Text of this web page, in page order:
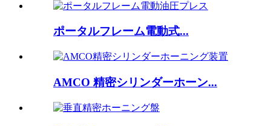
ポータルフレーム電動式...
AMCO 精密シリンダーホーン...